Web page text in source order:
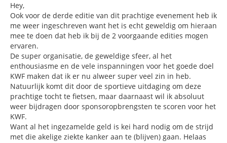
Hey,
Ook voor de derde editie van dit prachtige evenement heb ik
me weer ingeschreven want het is echt geweldig om hieraan
mee te doen dat heb ik bij de 2 voorgaande edities mogen
ervaren.
De super organisatie, de geweldige sfeer, al het
enthousiasme en de vele inspanningen voor het goede doel
KWF maken dat ik er nu alweer super veel zin in heb.
Natuurlijk komt dit door de sportieve uitdaging om deze
prachtige tocht te fietsen, maar daarnaast wil ik absoluut
weer bijdragen door sponsoropbrengsten te scoren voor het
KWF.
Want al het ingezamelde geld is kei hard nodig om de strijd
met die akelige ziekte kanker aan te (blijven) gaan. Helaas